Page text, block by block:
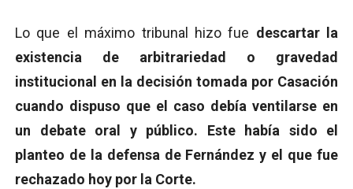
Lo que el máximo tribunal hizo fue descartar la
existencia de arbitrariedad o gravedad
institucional en la decisión tomada por Casación
cuando dispuso que el caso debía ventilarse en
un debate oral y público. Este había sido el
planteo de la defensa de Fernández y el que fue
rechazado hoy por la Corte.